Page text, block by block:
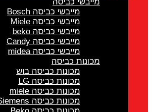
מייבשי כביסה Bosch
מייבשי כביסה Miele
מייבשי כביסה beko
מייבשי כביסה Candy
מייבשי כביסה midea
מכונות כביסה
מכונות כביסה בוש
מכונות כביסה LG
מכונות כביסה miele
מכונות כביסה Siemens